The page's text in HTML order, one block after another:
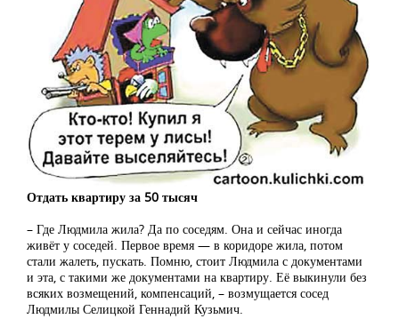
Отдать квартиру за 50 тысяч
– Где Людмила жила? Да по соседям. Она и сейчас иногда
живёт у соседей. Первое время — в коридоре жила, потом
стали жалеть, пускать. Помню, стоит Людмила с документами
и эта, с такими же документами на квартиру. Её выкинули без
всяких возмещений, компенсаций, – возмущается сосед
Людмилы Селицкой Геннадий Кузьмич.